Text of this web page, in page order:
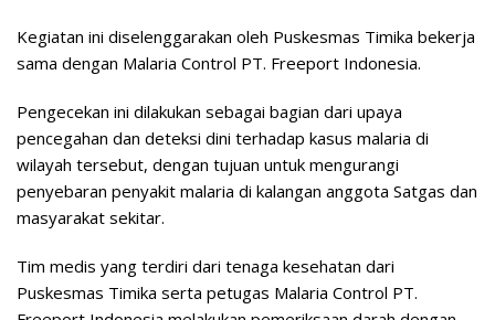
Kegiatan ini diselenggarakan oleh Puskesmas Timika bekerja
sama dengan Malaria Control PT. Freeport Indonesia.
Pengecekan ini dilakukan sebagai bagian dari upaya
pencegahan dan deteksi dini terhadap kasus malaria di
wilayah tersebut, dengan tujuan untuk mengurangi
penyebaran penyakit malaria di kalangan anggota Satgas dan
masyarakat sekitar.
Tim medis yang terdiri dari tenaga kesehatan dari
Puskesmas Timika serta petugas Malaria Control PT.